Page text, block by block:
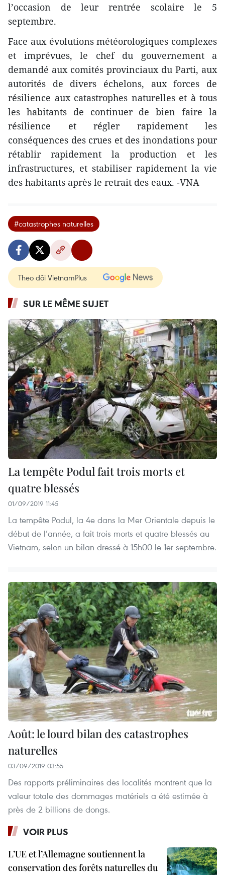
l’occasion de leur rentrée scolaire le 5
septembre.
Face aux évolutions météorologiques complexes
et imprévues, le chef du gouvernement a
demandé aux comités provinciaux du Parti, aux
autorités de divers échelons, aux forces de
résilience aux catastrophes naturelles et à tous
les habitants de continuer de bien faire la
résilience et régler rapidement les
conséquences des crues et des inondations pour
rétablir rapidement la production et les
infrastructures, et stabiliser rapidement la vie
des habitants après le retrait des eaux. -VNA
#catastrophes naturelles
Theo dõi VietnamPlus
SUR LE MÊME SUJET
La tempête Podul fait trois morts et
quatre blessés
01/09/2019 11:45
La tempête Podul, la 4e dans la Mer Orientale depuis le
début de l’année, a fait trois morts et quatre blessés au
Vietnam, selon un bilan dressé à 15h00 le 1er septembre.
Août: le lourd bilan des catastrophes
naturelles
03/09/2019 03:55
Des rapports préliminaires des localités montrent que la
valeur totale des dommages matériels a été estimée à
près de 2 billions de dongs.
VOIR PLUS
L’UE et l’Allemagne soutiennent la
conservation des forêts naturelles du